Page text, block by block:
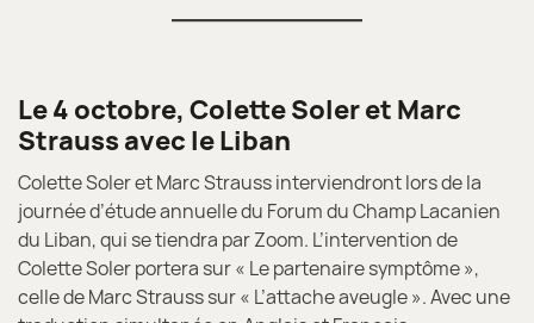
Le 4 octobre, Colette Soler et Marc
Strauss avec le Liban
Colette Soler et Marc Strauss interviendront lors de la
journée d’étude annuelle du Forum du Champ Lacanien
du Liban, qui se tiendra par Zoom. L’intervention de
Colette Soler portera sur « Le partenaire symptôme »,
celle de Marc Strauss sur « L’attache aveugle ». Avec une